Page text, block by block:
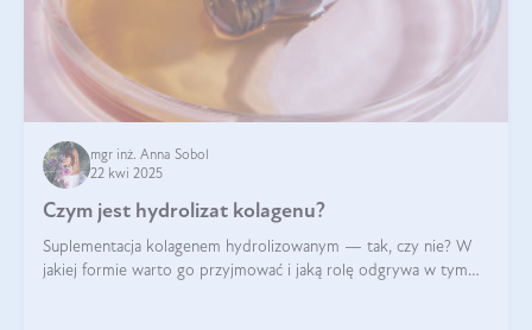
mgr inż. Anna Sobol
22 kwi 2025
Czym jest hydrolizat kolagenu?
Suplementacja kolagenem hydrolizowanym — tak, czy nie? W
jakiej formie warto go przyjmować i jaką rolę odgrywa w tym